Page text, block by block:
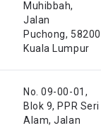
Muhibbah,
Jalan
Puchong, 58200
Kuala Lumpur
No. 09-00-01,
Blok 9, PPR Seri
Alam, Jalan